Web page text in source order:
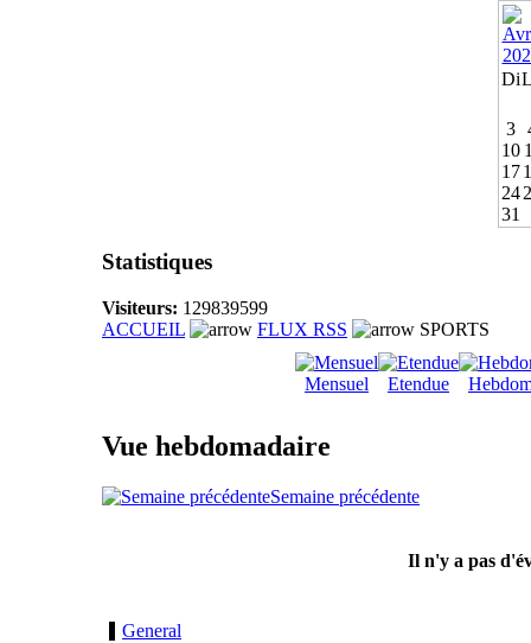
Di
3
10
17
24
31
Statistiques
Visiteurs: 129839599
ACCUEIL
FLUX RSS SPORTS
Mensuel Etendue
Vue hebdomadaire
Semaine précédente
Il n'y a pas
General